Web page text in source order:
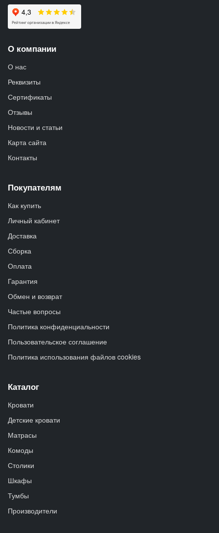
О компании
О нас
Реквизиты
Сертификаты
Отзывы
Новости и статьи
Карта сайта
Контакты
Покупателям
Как купить
Личный кабинет
Доставка
Сборка
Оплата
Гарантия
Обмен и возврат
Частые вопросы
Политика конфиденциальности
Пользовательское соглашение
Политика использования файлов cookies
Каталог
Кровати
Детские кровати
Матрасы
Комоды
Столики
Шкафы
Тумбы
Производители